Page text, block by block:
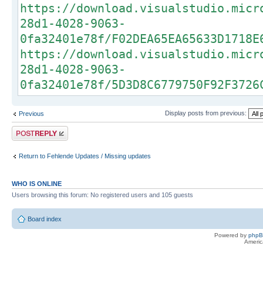
https://
28d1-4028-9063-
0fa32401e78f/
https://
28d1-4028-9063-
0fa32401e78f/
Previous Display posts from previous:
Post a reply
Return to Fehlende Updates / Missing updates
WHO IS ONLINE
Users browsing this forum: No registered users and 105 guests
Board index
Powered by